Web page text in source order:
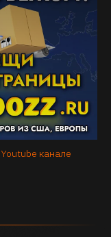
Youtube канале